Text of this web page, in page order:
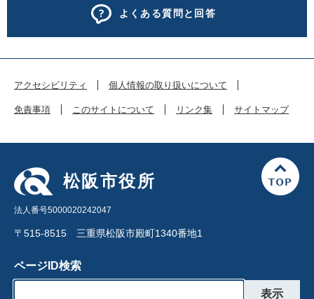
よくある質問と回答
アクセシビリティ 個人情報の取り扱いについて
免責事項 このサイトについて リンク集 サイトマップ
松阪市役所
法人番号5000020242047
〒515-8515 三重県松阪市殿町1340番地1
ページID検索